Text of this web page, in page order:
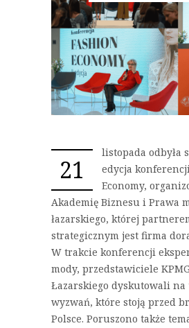
21
listopada odbyła
edycja
Economy,
Akademię Biznesu i Prawa
łazarskiego, której
strategicznym jest firma
W trakcie konferencji
mody, przedstawiciele
Łazarskiego dyskutowali na
wyzwań, które stoją przed
Polsce. Poruszono także